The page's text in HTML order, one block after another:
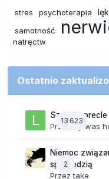
stres psychoterapia lęk
samotność
natręctw
Ostatnio
13 623
Szalone
Przezlily was
2
Niemoc
spowiedzią
Przeztake